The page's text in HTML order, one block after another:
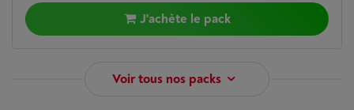
J'achète le pack
Voir tous nos packs